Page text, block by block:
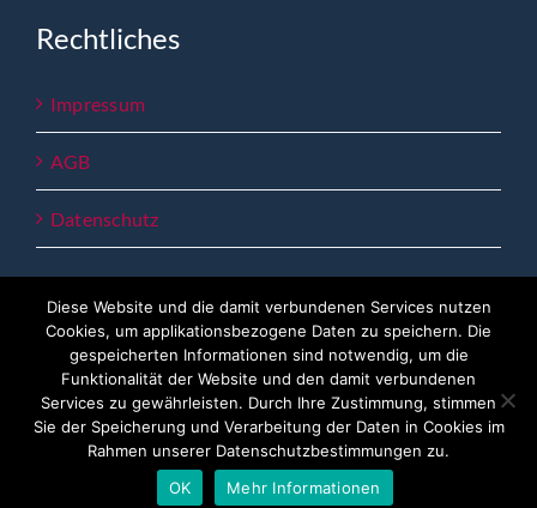
Rechtliches
Impressum
AGB
Datenschutz
copyright 2023 - Lemberger Bildung
Facebook
Diese Website und die damit verbundenen Services nutzen
Cookies, um applikationsbezogene Daten zu speichern. Die
gespeicherten Informationen sind notwendig, um die
Funktionalität der Website und den damit verbundenen
Services zu gewährleisten. Durch Ihre Zustimmung, stimmen
Sie der Speicherung und Verarbeitung der Daten in Cookies im
Rahmen unserer Datenschutzbestimmungen zu.
OK
Mehr Informationen